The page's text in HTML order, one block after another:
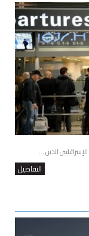
الذين ...
التفاصيل